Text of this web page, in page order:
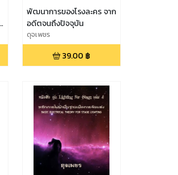
พัฒนาการของโรงละคร จาก
อดีตจนถึงปัจจุบัน
ดุจเพชร
39.00 ฿